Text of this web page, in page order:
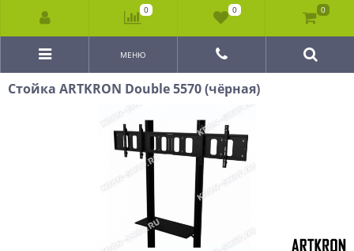
МЕНЮ
Стойка ARTKRON Double 5570 (чёрная)
0 0 0